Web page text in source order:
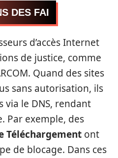
DES FAI
d’accès Internet
de justice, comme
Quand des sites
sans autorisation, ils
via le DNS, rendant
Par exemple, des
Téléchargement ont
de blocage. Dans ces